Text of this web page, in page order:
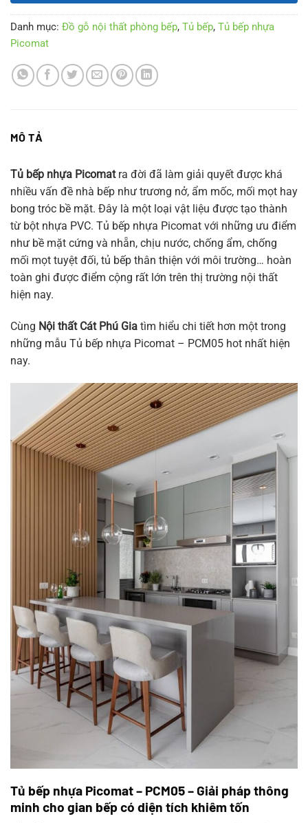
Danh mục: Đồ gỗ nội thất phòng bếp, Tủ bếp, Tủ bếp nhựa
Picomat
MÔ TẢ
Tủ bếp nhựa Picomatra đời đã làm giải quyết được khá
nhiều vấn đề nhà bếp như trương nở, ẩm mốc, mối mọt hay
bong tróc bề mặt. Đây là một loại vật liệu được tạo thành
từ bột nhựa PVC. Tủ bếp nhựa Picomat với những ưu điểm
như bề mặt cứng và nhẵn, chịu nước, chống ẩm, chống
mối mọt tuyệt đối, tủ bếp thân thiện với môi trường… hoàn
toàn ghi được điểm cộng rất lớn trên thị trường nội thất
hiện nay.
Cùng Nội thất Cát Phú Gia tìm hiểu chi tiết hơn một trong
những mẫu Tủ bếp nhựa Picomat – PCM05 hot nhất hiện
nay.
Tủ bếp nhựa Picomat – PCM05 – Giải pháp thông
minh cho gian bếp có diện tích khiêm tốn